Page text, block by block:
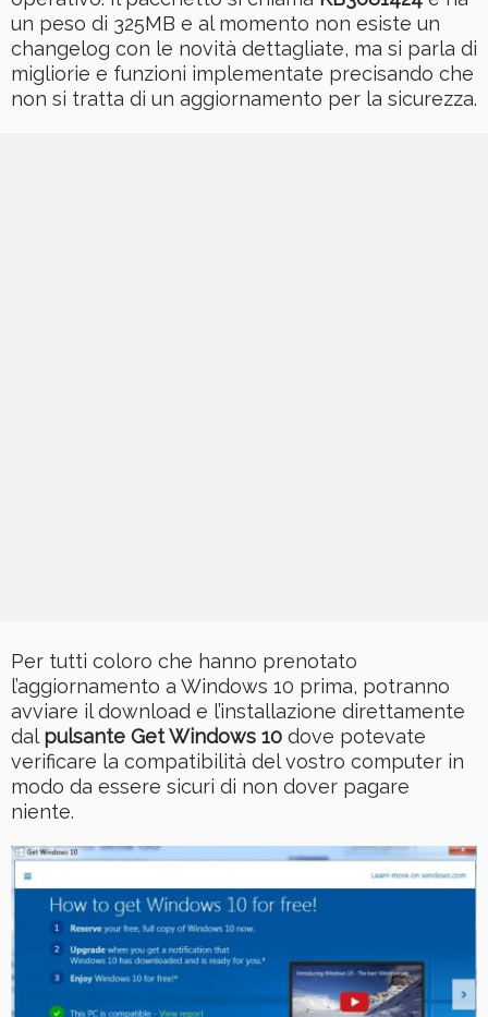
un peso di 325MB e al momento non esiste un
changelog con le novità dettagliate, ma si parla di
migliorie e funzioni implementate precisando che
non si tratta di un aggiornamento per la sicurezza.
Per tutti coloro che hanno prenotato
l’aggiornamento a Windows 10 prima, potranno
avviare il download e l’installazione direttamente
dal pulsante Get Windows 10 dove potevate
verificare la compatibilità del vostro computer in
modo da essere sicuri di non dover pagare
niente.